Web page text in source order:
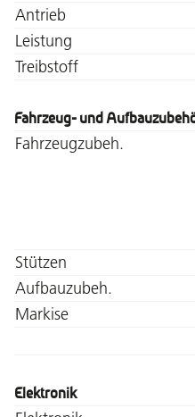
Antrieb
Leistung
Treibstoff
Fahrzeug- und
Fahrzeugzubeh.
Stützen
Aufbauzubeh.
Markise
Elektronik